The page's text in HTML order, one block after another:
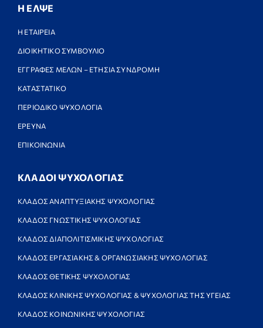
Η ΕΛΨΕ
Η ΕΤΑΙΡΕΙΑ
ΔΙΟΙΚΗΤΙΚΟ ΣΥΜΒΟΥΛΙΟ
ΕΓΓΡΑΦΕΣ ΜΕΛΩΝ – ΕΤΗΣΙΑ ΣΥΝΔΡΟΜΗ
ΚΑΤΑΣΤΑΤΙΚΟ
ΠΕΡΙΟΔΙΚΟ ΨΥΧΟΛΟΓΙΑ
ΕΡΕΥΝΑ
ΕΠΙΚΟΙΝΩΝΙΑ
ΚΛΑΔΟΙ ΨΥΧΟΛΟΓΙΑΣ
ΚΛΑΔΟΣ ΑΝΑΠΤΥΞΙΑΚΗΣ ΨΥΧΟΛΟΓΙΑΣ
ΚΛΑΔΟΣ ΓΝΩΣΤΙΚΗΣ ΨΥΧΟΛΟΓΙΑΣ
ΚΛΑΔΟΣ ΔΙΑΠΟΛΙΤΙΣΜΙΚΗΣ ΨΥΧΟΛΟΓΙΑΣ
ΚΛΑΔΟΣ ΕΡΓΑΣΙΑΚΗΣ & ΟΡΓΑΝΩΣΙΑΚΗΣ ΨΥΧΟΛΟΓΙΑΣ
ΚΛΑΔΟΣ ΘΕΤΙΚΗΣ ΨΥΧΟΛΟΓΙΑΣ
ΚΛΑΔΟΣ ΚΛΙΝΙΚΗΣ ΨΥΧΟΛΟΓΙΑΣ & ΨΥΧΟΛΟΓΙΑΣ ΤΗΣ ΥΓΕΙΑΣ
ΚΛΑΔΟΣ ΚΟΙΝΩΝΙΚΗΣ ΨΥΧΟΛΟΓΙΑΣ